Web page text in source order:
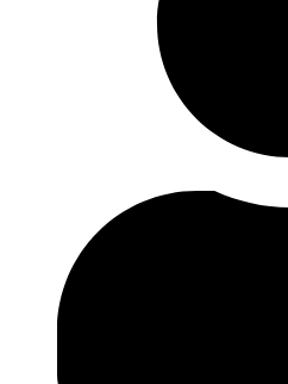
A nova área reúne diversos recursos
da comunicação, incluindo uma
InnovPlantProtect, materiais de
organização e os contactos da equipa de
Para além destes recursos, o
multidisciplinar para colaborar com os
de entrevistas, comentários
relacionados com a proteção de culturas,
biológicas e digitais e investigação